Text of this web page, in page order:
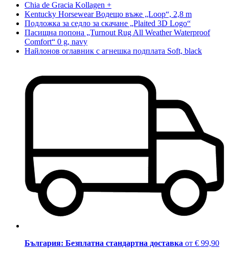
Chia de Gracia Kollagen +
Kentucky Horsewear Водещо въже „Loop“, 2,8 m
Подложка за седло за скачане „Plaited 3D Logo“
Пасищна попона „Turnout Rug All Weather Waterproof
Comfort“ 0 g, navy
Найлонов оглавник с агнешка подплата Soft, black
България: Безплатна стандартна доставка от € 99,90